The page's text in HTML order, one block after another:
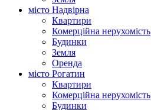
місто Надвірна
Квартири
Комерційна нерухомість
Будинки
Земля
Оренда
місто Рогатин
Квартири
Комерційна нерухомість
Будинки